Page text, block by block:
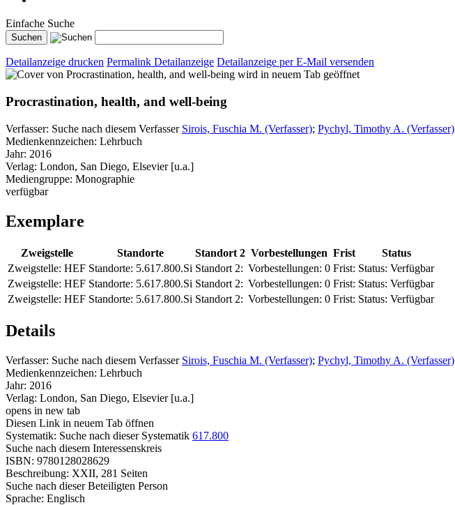
Einfache Suche
Detailanzeige drucken Permalink Detailanzeige Detailanzeige per E-Mail versenden
wird in neuem Tab geöffnet
Procrastination, health, and well-being
Verfasser: Suche nach diesem Verfasser Sirois, Fuschia M. (Verfasser); Pychyl, Timothy A. (Verfasser)
Medienkennzeichen: Lehrbuch
Jahr: 2016
Verlag: London, San Diego, Elsevier [u.a.]
Mediengruppe: Monographie
verfügbar
Exemplare
Zweigstelle Standorte Standort 2 Vorbestellungen Frist
Status
Zweigstelle: HEF Standorte: 5.617.800.Si Standort 2: Vorbestellungen: 0 Frist: Status: Verfügbar
Zweigstelle: HEF Standorte: 5.617.800.Si Standort 2: Vorbestellungen: 0 Frist: Status: Verfügbar
Zweigstelle: HEF Standorte: 5.617.800.Si Standort 2: Vorbestellungen: 0 Frist: Status: Verfügbar
Details
Verfasser: Suche nach diesem Verfasser Sirois, Fuschia M. (Verfasser); Pychyl, Timothy A. (Verfasser)
Medienkennzeichen: Lehrbuch
Jahr: 2016
Verlag: London, San Diego, Elsevier [u.a.]
opens in new tab
Diesen Link in neuem Tab öffnen
Systematik: Suche nach dieser Systematik 617.800
Suche nach diesem Interessenskreis
ISBN: 9780128028629
Beschreibung: XXII, 281 Seiten
Suche nach dieser Beteiligten Person
Sprache: Englisch